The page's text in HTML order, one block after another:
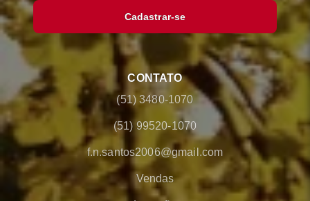
Cadastrar-se
CONTATO
(51) 3480-1070
(51) 99520-1070
f.n.santos2006@gmail.com
Vendas